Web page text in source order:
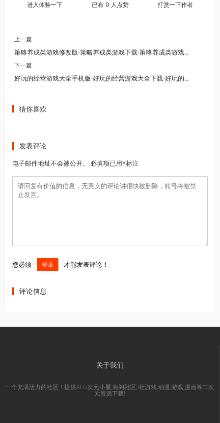
进入体验一下 已有 0 人点赞 打赏一下作者
上一篇
策略养成类游戏修改版-策略养成类游戏下载-策略养成类游戏手游
下一篇
好玩的经营游戏大全手机版-好玩的经营游戏大全下载-好玩的经营游戏大全有哪些
猜你喜欢
发表评论
电子邮件地址不会被公开。 必填项已用*标注
您必须 登录 才能发表评论！
评论信息
关于我们
一个充满活力的社区！提供ACG次元小屋,海阁社区,i社游戏,动漫,游戏,漫画等二次
元资源下载!